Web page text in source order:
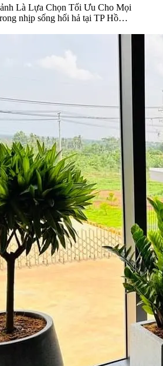
Là Lựa Chọn Tối Ưu Cho Mọi
nhịp sống hối hả tại TP Hồ…